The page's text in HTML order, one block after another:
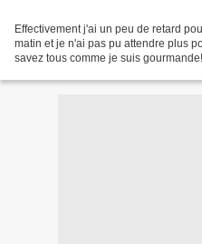
Effectivement j'ai un peu de retard
matin et je n'ai pas pu attendre plus
savez tous comme je suis